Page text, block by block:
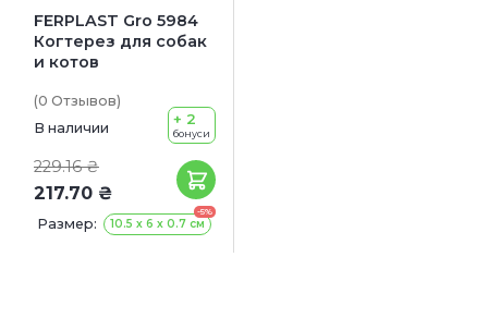
FERPLAST Gro 5984
Когтерез для собак
и котов
(0 Отзывов)
В наличии
229.16 ₴
217.70 ₴
+ 2
бонуси
Размер:
-5%
10.5 х 6 х 0.7 см